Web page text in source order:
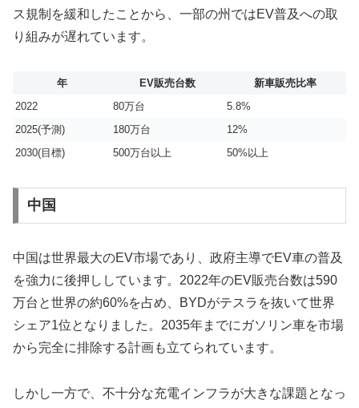
ス規制を緩和したことから、一部の州ではEV普及への取
り組みが遅れています。
年 EV販売台数
新車販売比率
2022
80万台
5.8%
2025(予測)
180万台
12%
2030(目標)
500万台以上 50%以上
中国
中国は世界最大のEV市場であり、政府主導でEV車の普及
を強力に後押ししています。2022年のEV販売台数は590
万台と世界の約60%を占め、BYDがテスラを抜いて世界
シェア1位となりました。2035年までにガソリン車を市場
から完全に排除する計画も立てられています。
しかし一方で、不十分な充電インフラが大きな課題となっ